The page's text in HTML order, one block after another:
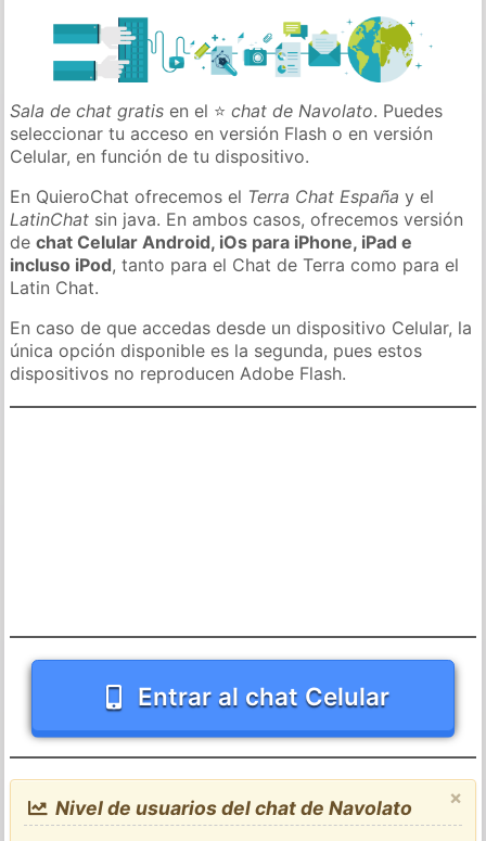
Sala de chat gratis en el ⭐chat de Navolato. Puedes
seleccionar tu acceso en versión Flash o en versión
Celular, en función de tu dispositivo.
En QuieroChat ofrecemos el Terra Chat España y el
LatinChat sin java. En ambos casos, ofrecemos versión
dechat Celular Android, iOs para iPhone, iPad e
incluso iPod, tanto para el Chat de Terra como para el
Latin Chat.
En caso de que accedas desde un dispositivo Celular, la
única opción disponible es la segunda, pues estos
dispositivos no reproducen Adobe Flash.
Entrar al chat Celular
×
Nivel de usuarios del chat de Navolato